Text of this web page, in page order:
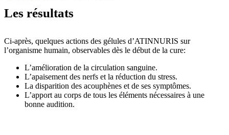
Les résultats
Ci-après, quelques actions des gélules d’ATINNURIS sur
l’organisme humain, observables dès le début de la cure:
L’amélioration de la circulation sanguine.
L’apaisement des nerfs et la réduction du stress.
La disparition des acouphènes et de ses symptômes.
L’apport au corps de tous les éléments nécessaires à une
bonne audition.